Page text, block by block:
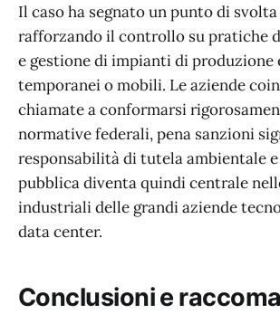
Il caso ha segnato un punto di
rafforzando il controllo su pratiche
e gestione di impianti di produzione
temporanei o mobili. Le aziende
chiamate a conformarsi
normative federali, pena sanzioni
responsabilità di tutela ambientale
pubblica diventa quindi centrale
industriali delle grandi aziende
data center.
Conclusioni e